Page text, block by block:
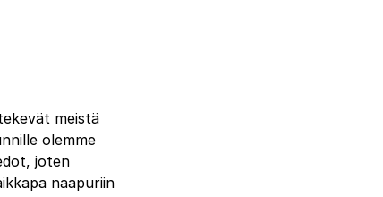
meistä
olemme
joten
naapuriin